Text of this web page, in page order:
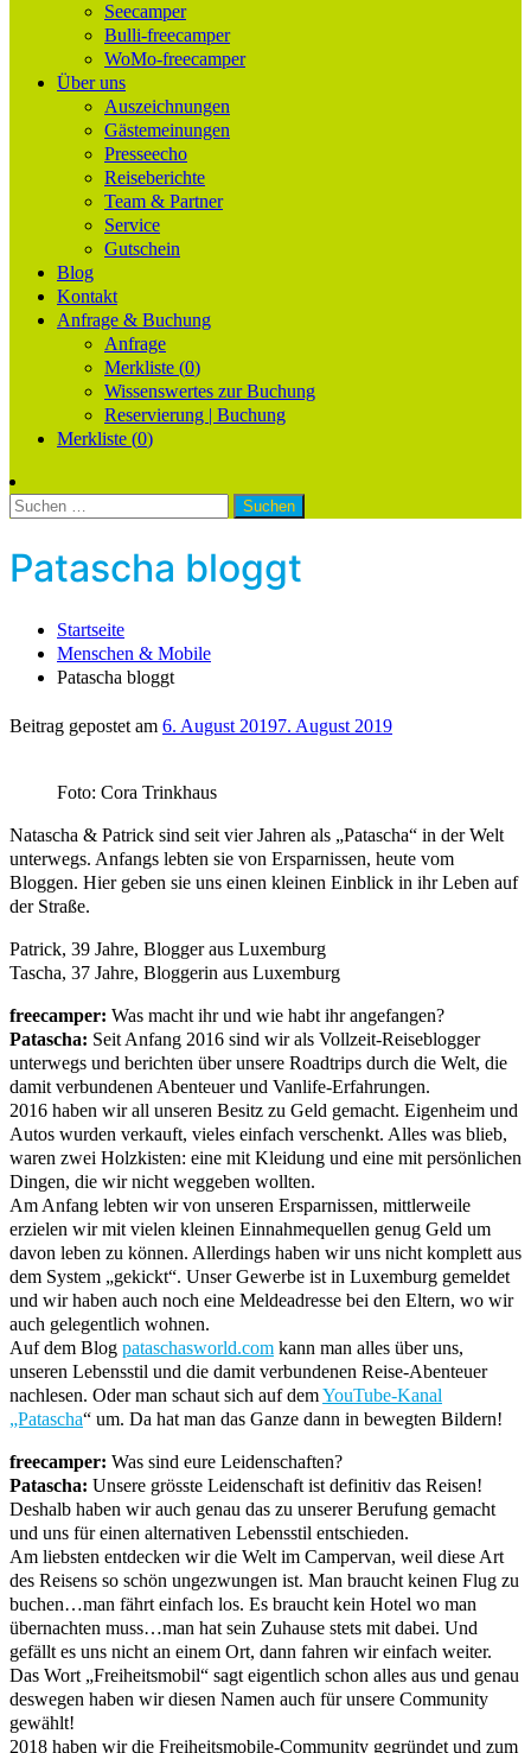
Seecamper
Bulli-freecamper
WoMo-freecamper
Über uns
Auszeichnungen
Gästemeinungen
Presseecho
Reiseberichte
Team & Partner
Service
Gutschein
Blog
Kontakt
Anfrage & Buchung
Anfrage
Merkliste (0)
Wissenswertes zur Buchung
Reservierung | Buchung
Merkliste (0)
Suchen
Patascha bloggt
Startseite
Menschen & Mobile
Patascha bloggt
Beitrag gepostet am 6. August 20197. August 2019
Foto: Cora Trinkhaus
Natascha & Patrick sind seit vier Jahren als „Patascha“ in der Welt
unterwegs. Anfangs lebten sie von Ersparnissen, heute vom
Bloggen. Hier geben sie uns einen kleinen Einblick in ihr Leben auf
der Straße.
Patrick, 39 Jahre, Blogger aus Luxemburg
Tascha, 37 Jahre, Bloggerin aus Luxemburg
freecamper: Was macht ihr und wie habt ihr angefangen?
Patascha: Seit Anfang 2016 sind wir als Vollzeit-Reiseblogger
unterwegs und berichten über unsere Roadtrips durch die Welt, die
damit verbundenen Abenteuer und Vanlife-Erfahrungen.
2016 haben wir all unseren Besitz zu Geld gemacht. Eigenheim und
Autos wurden verkauft, vieles einfach verschenkt. Alles was blieb,
waren zwei Holzkisten: eine mit Kleidung und eine mit persönlichen
Dingen, die wir nicht weggeben wollten.
Am Anfang lebten wir von unseren Ersparnissen, mittlerweile
erzielen wir mit vielen kleinen Einnahmequellen genug Geld um
davon leben zu können. Allerdings haben wir uns nicht komplett aus
dem System „gekickt“. Unser Gewerbe ist in Luxemburg gemeldet
und wir haben auch noch eine Meldeadresse bei den Eltern, wo wir
auch gelegentlich wohnen.
Auf dem Blog pataschasworld.com kann man alles über uns,
unseren Lebensstil und die damit verbundenen Reise-Abenteuer
nachlesen. Oder man schaut sich auf demYouTube-Kanal
„Patascha“ um. Da hat man das Ganze dann in bewegten Bildern!
freecamper: Was sind eure Leidenschaften?
Patascha: Unsere grösste Leidenschaft ist definitiv das Reisen!
Deshalb haben wir auch genau das zu unserer Berufung gemacht
und uns für einen alternativen Lebensstil entschieden.
Am liebsten entdecken wir die Welt im Campervan, weil diese Art
des Reisens so schön ungezwungen ist. Man braucht keinen Flug zu
buchen…man fährt einfach los. Es braucht kein Hotel wo man
übernachten muss…man hat sein Zuhause stets mit dabei. Und
gefällt es uns nicht an einem Ort, dann fahren wir einfach weiter.
Das Wort „Freiheitsmobil“ sagt eigentlich schon alles aus und genau
deswegen haben wir diesen Namen auch für unsere Community
gewählt!
2018 haben wir die Freiheitsmobile-Community gegründet und zum